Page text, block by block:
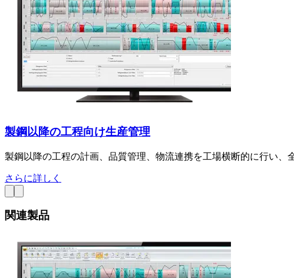
製鋼以降の工程向け生産管理
製鋼以降の工程の計画、品質管理、物流連携を工場横断的に行い、
さらに詳しく
関連製品